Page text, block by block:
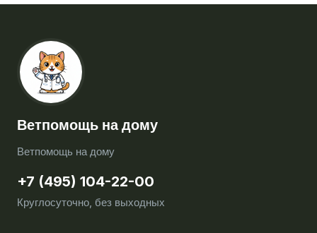
Ветпомощь на дому
Ветпомощь на дому
+7 (495) 104-22-00
Круглосуточно, без выходных